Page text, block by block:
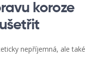
koroze
nepříjemná, ale také